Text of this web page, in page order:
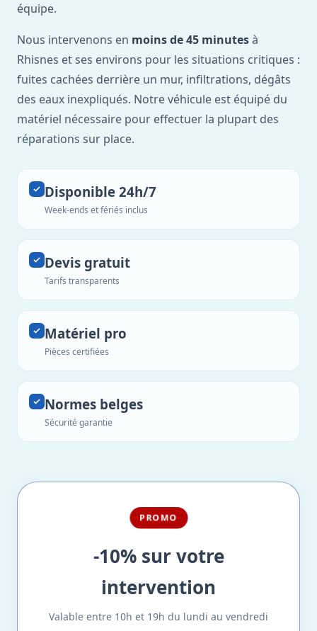
équipe.
Nous intervenons en moins de 45 minutesà
Rhisnes et ses environs pour les situations critiques :
fuites cachées derrière un mur, infiltrations, dégâts
des eaux inexpliqués. Notre véhicule est équipé du
matériel nécessaire pour effectuer la plupart des
réparations sur place.
Disponible 24h/7
Week-ends et fériés inclus
Devis gratuit
Tarifs transparents
Matériel pro
Pièces certifiées
Normes belges
Sécurité garantie
PROMO
-10% sur votre
intervention
Valable entre 10h et 19h du lundi au vendredi